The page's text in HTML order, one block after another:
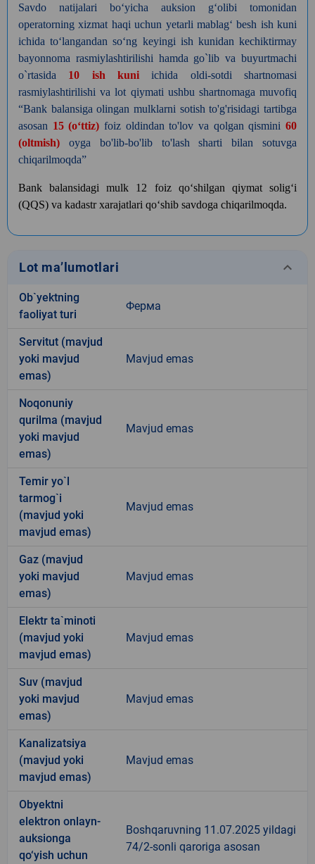
Savdo natijalari bo‘yicha auksion g‘olibi tomonidan
operatorning xizmat haqi uchun yetarli mablag‘ besh ish kuni
ichida to‘langandan so‘ng keyingi ish kunidan kechiktirmay
bayonnoma rasmiylashtirilishi hamda go`lib va buyurtmachi
o`rtasida 10 ish kuni
ichida oldi-sotdi shartnomasi
rasmiylashtirilishi va lot qiymati ushbu shartnomaga muvofiq
“Bank balansiga olingan mulklarni sotish to'g'risidagi tartibga
asosan 15(o‘ttiz) foiz oldindan to'lov va qolgan qismini60
(oltmish)
oyga bo'lib-bo'lib to'lash sharti bilan sotuvga
chiqarilmoqda”
Bank balansidagi mulk 12 foiz qo‘shilgan qiymat solig‘i
(QQS) va kadastr xarajatlari qo‘shib savdoga chiqarilmoqda.
Lot ma’lumotlari keyboard_arrow_down
Ob`yektning
faoliyat turi
Ферма
Servitut (mavjud
yoki mavjud
emas)
Mavjud emas
Noqonuniy
qurilma (mavjud
yoki mavjud
emas)
Mavjud emas
Temir yo`l
tarmog`i
(mavjud yoki
mavjud emas)
Mavjud emas
Gaz (mavjud
yoki mavjud
emas)
Mavjud emas
Elektr ta`minoti
(mavjud yoki
mavjud emas)
Mavjud emas
Suv (mavjud
yoki mavjud
emas)
Mavjud emas
Kanalizatsiya
(mavjud yoki
mavjud emas)
Mavjud emas
Obyektni
elektron onlayn-
auksionga
qo‘yish uchun
Boshqaruvning 11.07.2025 yildagi
74/2-sonli qaroriga asosan